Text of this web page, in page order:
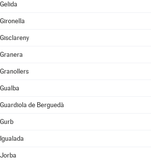
Gelida
Gironella
Gisclareny
Granera
Granollers
Gualba
Guardiola de Berguedà
Gurb
Igualada
Jorba